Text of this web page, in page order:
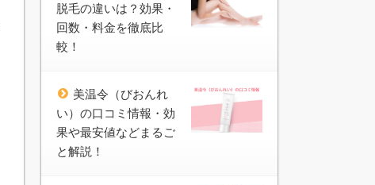
脱毛の違いは？効果・
回数・料金を徹底比
較！
美温令（びおんれ
い）の口コミ情報・効
果や最安値などまるご
と解説！